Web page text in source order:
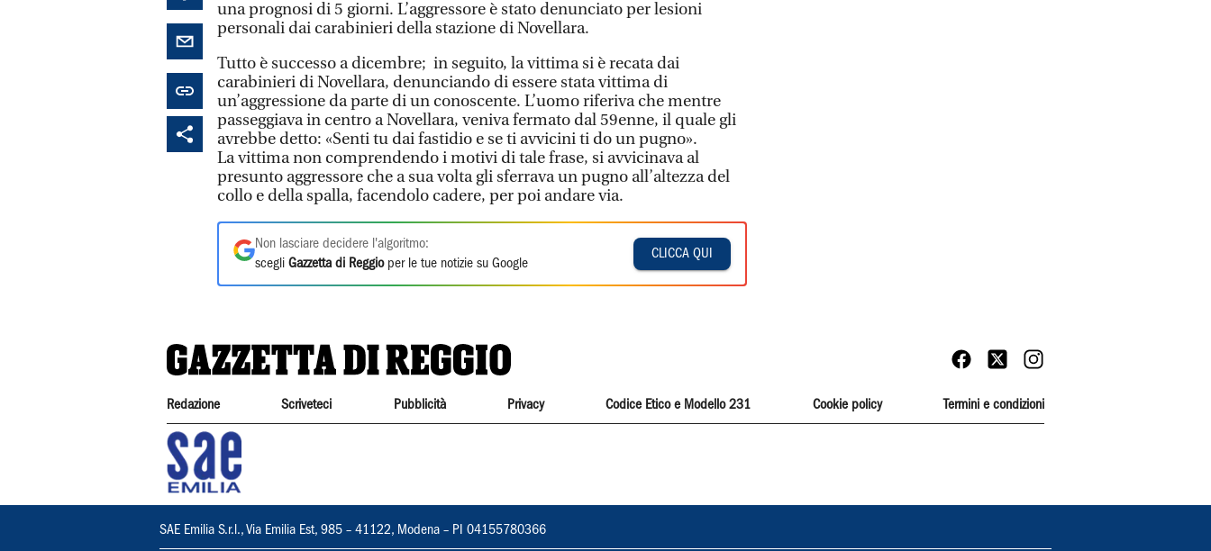
una prognosi di 5 giorni. L’aggressore è stato denunciato per lesioni
personali dai carabinieri della stazione di Novellara.
Tutto è successo a dicembre; in seguito, la vittima si è recata dai
carabinieri di Novellara, denunciando di essere stata vittima di
un’aggressione da parte di un conoscente. L’uomo riferiva che mentre
passeggiava in centro a Novellara, veniva fermato dal 59enne, il quale gli
avrebbe detto: «Senti tu dai fastidio e se ti avvicini ti do un pugno».
La vittima non comprendendo i motivi di tale frase, si avvicinava al
presunto aggressore che a sua volta gli sferrava un pugno all’altezza del
collo e della spalla, facendolo cadere, per poi andare via.
Non lasciare decidere l'algoritmo:
scegli Gazzetta di Reggioper le tue notizie su Google
CLICCA QUI
Redazione Scriveteci Pubblicità Privacy Codice Etico e Modello 231 Cookie policy Termini e condizioni
SAE Emilia S.r.l., Via Emilia Est, 985 – 41122, Modena – PI 04155780366